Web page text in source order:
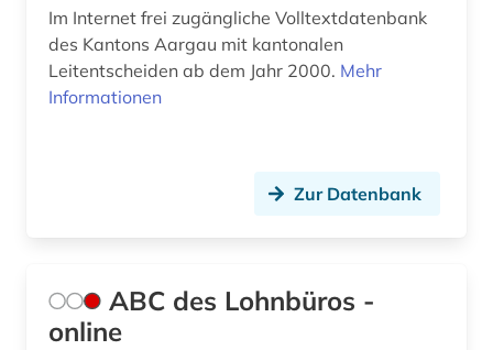
asienforschung (1)
asyl (4)
asylverfahrensrecht (1)
Schweden (5)
Schweiz (51)
Suedosteuropa (1)
Im Internet frei zugängliche Volltextdatenbank
des Kantons Aargau mit kantonalen
Leitentscheiden ab dem Jahr 2000. Mehr
Informationen
Zur Datenbank
ABC des Lohnbüros -
online